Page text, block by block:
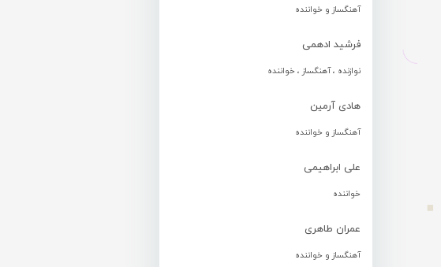
آهنگساز و خواننده
فرشید ادهمی
نوازنده ، آهنگساز ، خواننده
هادی آرمین
آهنگساز و خواننده
علی ابراهیمی
خواننده
عمران طاهری
آهنگساز و خواننده